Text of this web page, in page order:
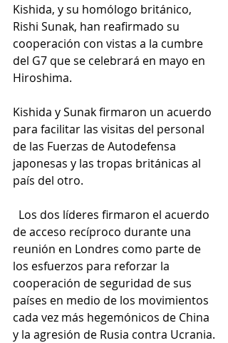
Kishida, y su homólogo británico,
Rishi Sunak, han reafirmado su
cooperación con vistas a la cumbre
del G7 que se celebrará en mayo en
Hiroshima.
Kishida y Sunak firmaron un acuerdo
para facilitar las visitas del personal
de las Fuerzas de Autodefensa
japonesas y las tropas británicas al
país del otro.
de acceso recíproco durante una
reunión en Londres como parte de
los esfuerzos para reforzar la
cooperación de seguridad de sus
países en medio de los movimientos
cada vez más hegemónicos de China
y la agresión de Rusia contra Ucrania.